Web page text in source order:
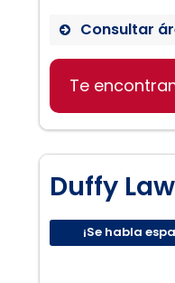
Consultar
Derecho
Divorcios
Pensiones
Te
Duffy
¡Se habla